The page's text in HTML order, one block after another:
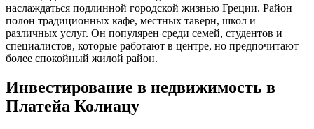
наслаждаться подлинной городской жизнью Греции. Район
полон традиционных кафе, местных таверн, школ и
различных услуг. Он популярен среди семей, студентов и
специалистов, которые работают в центре, но предпочитают
более спокойный жилой район.
Инвестирование в недвижимость в
Платейа Колиацу